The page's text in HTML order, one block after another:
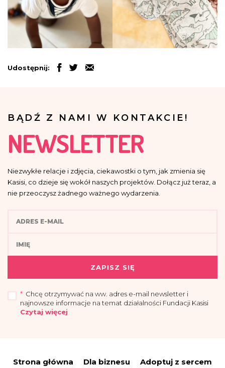
Udostępnij:
BĄDŹ Z NAMI W KONTAKCIE!
NEWSLETTER
Niezwykłe relacje i zdjęcia, ciekawostki o tym, jak zmienia się
Kasisi, co dzieje się wokół naszych projektów. Dołącz już teraz, a
nie przeoczysz żadnego ważnego wydarzenia.
ZAPISZ SIĘ
* Chcę otrzymywać na ww. adres e-mail newsletter i
najnowsze informacje na temat działalności Fundacji Kasisi
Czytaj więcej
Administrator wyznaczył Inspektora Danych Osobowych, z którym można się
Strona główna Dla biznesu
Adoptuj z sercem